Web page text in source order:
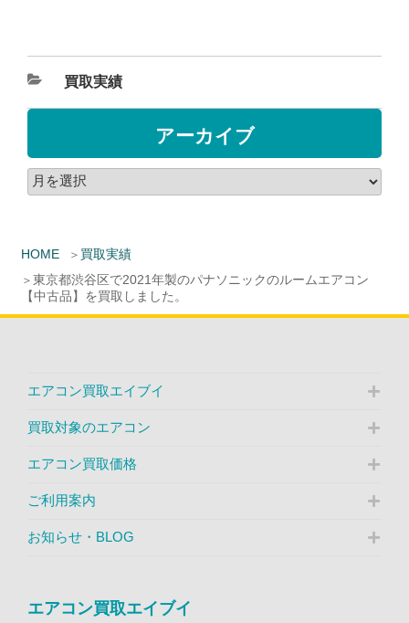
HOME
買取実績
東京都渋谷区で2021年製のパナソニックのルームエアコン
【中古品】を買取しました。
買取実績
アーカイブ
エアコン買取エイブイ
買取対象のエアコン
エアコン買取価格
ご利用案内
お知らせ・BLOG
エアコン買取エイブイ